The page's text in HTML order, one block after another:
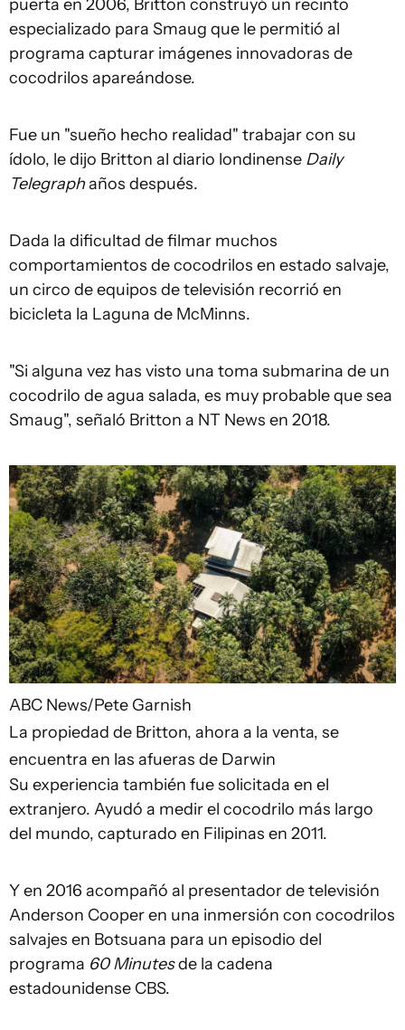
puerta en 2006, Britton construyó un recinto
especializado para Smaug que le permitió al
programa capturar imágenes innovadoras de
cocodrilos apareándose.
Fue un "sueño hecho realidad" trabajar con su
ídolo, le dijo Britton al diario londinense Daily
Telegraphaños después.
Dada la dificultad de filmar muchos
comportamientos de cocodrilos en estado salvaje,
un circo de equipos de televisión recorrió en
bicicleta la Laguna de McMinns.
"Si alguna vez has visto una toma submarina de un
cocodrilo de agua salada, es muy probable que sea
Smaug", señaló Britton a NT News en 2018.
ABC News/Pete Garnish
La propiedad de Britton, ahora a la venta, se
encuentra en las afueras de Darwin
Su experiencia también fue solicitada en el
extranjero. Ayudó a medir el cocodrilo más largo
del mundo, capturado en Filipinas en 2011.
Y en 2016 acompañó al presentador de televisión
Anderson Cooper en una inmersión con cocodrilos
salvajes en Botsuana para un episodio del
programa 60 Minutesde la cadena
estadounidense CBS.